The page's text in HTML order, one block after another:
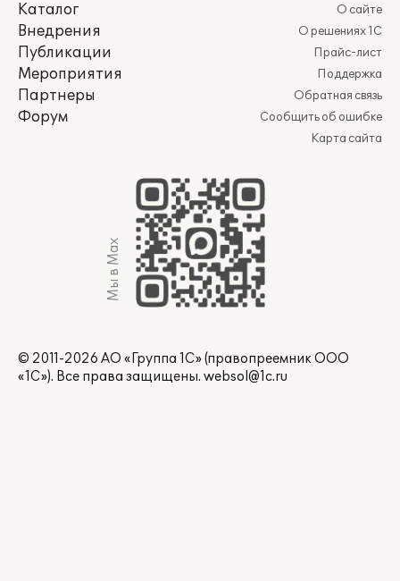
Каталог
Внедрения
Публикации
Мероприятия
Партнеры
Форум
О сайте
О решениях 1С
Прайс-лист
Поддержка
Обратная связь
Сообщить об ошибке
Карта сайта
Мы в Max
© 2011-2026 АО «Группа 1С» (правопреемник ООО
«1С»). Все права защищены. websol@1c.ru